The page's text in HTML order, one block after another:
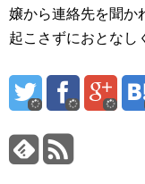
嬢から連絡先を聞か
起こさずにおとなし